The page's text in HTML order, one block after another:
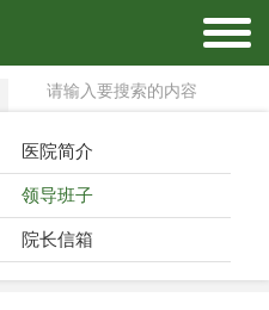
医院简介
领导班子
院长信箱